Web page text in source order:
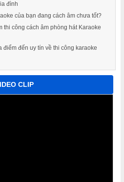
đình
của bạn đang cách âm chưa tốt?
thi công cách âm phòng hát Karaoke
điểm đến uy tín về thi công karaoke
CLIP